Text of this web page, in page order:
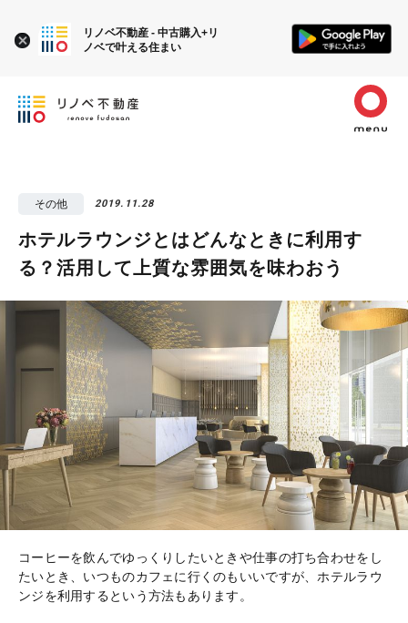
その他 2019.11.28
ホテルラウンジとはどんなときに利用す
る？活用して上質な雰囲気を味わおう
コーヒーを飲んでゆっくりしたいときや仕事の打ち合わせをし
たいとき、いつものカフェに行くのもいいですが、ホテルラウ
ンジを利用するという方法もあります。
リノベ不動産 - 中古購入+リ
ノベで叶える住まい